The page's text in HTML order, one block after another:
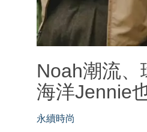
Noah潮流
海洋Jennie
永續時尚